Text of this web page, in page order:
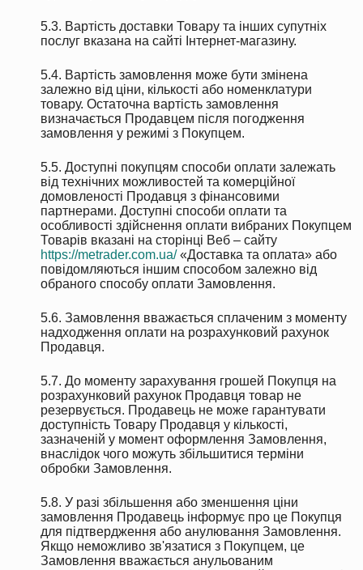
5.3. Вартість доставки Товару та інших супутніх
послуг вказана на сайті Інтернет-магазину.
5.4. Вартість замовлення може бути змінена
залежно від ціни, кількості або номенклатури
товару. Остаточна вартість замовлення
визначається Продавцем після погодження
замовлення у режимі з Покупцем.
5.5. Доступні покупцям способи оплати залежать
від технічних можливостей та комерційної
домовленості Продавця з фінансовими
партнерами. Доступні способи оплати та
особливості здійснення оплати вибраних Покупцем
Товарів вказані на сторінці Веб – сайту
https://metrader.com.ua/«Доставка та оплата» або
повідомляються іншим способом залежно від
обраного способу оплати Замовлення.
5.6. Замовлення вважається сплаченим з моменту
надходження оплати на розрахунковий рахунок
Продавця.
5.7. До моменту зарахування грошей Покупця на
розрахунковий рахунок Продавця товар не
резервується. Продавець не може гарантувати
доступність Товару Продавця у кількості,
зазначеній у момент оформлення Замовлення,
внаслідок чого можуть збільшитися терміни
обробки Замовлення.
5.8. У разі збільшення або зменшення ціни
замовлення Продавець інформує про це Покупця
для підтвердження або анулювання Замовлення.
Якщо неможливо зв'язатися з Покупцем, це
Замовлення вважається анульованим